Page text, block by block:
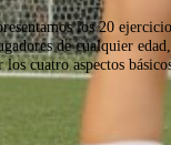
los 20
de cualquier
cuatro aspectos